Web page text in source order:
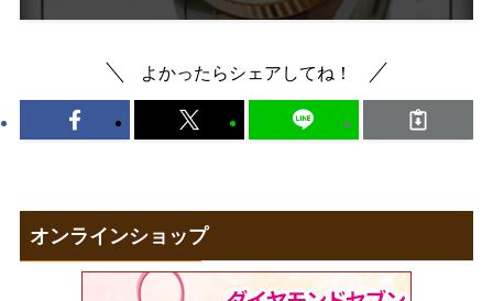
よかったらシェアしてね！
オンラインショップ